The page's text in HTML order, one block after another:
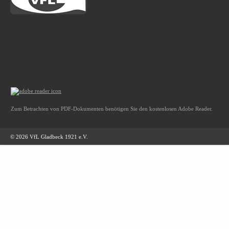
Zum Betrachten von PDF-Dokumenten benötigen Sie den kostenlosen Adobe Reader.
© 2026 VfL Gladbeck 1921 e.V.